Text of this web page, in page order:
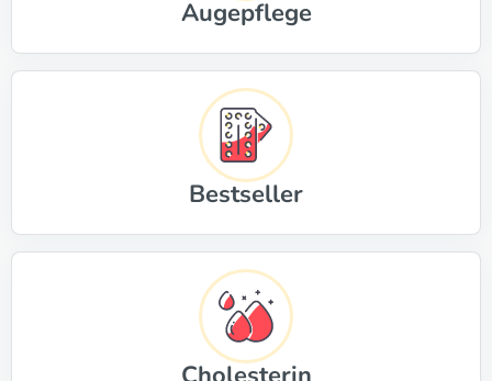
Augepflege
Bestseller